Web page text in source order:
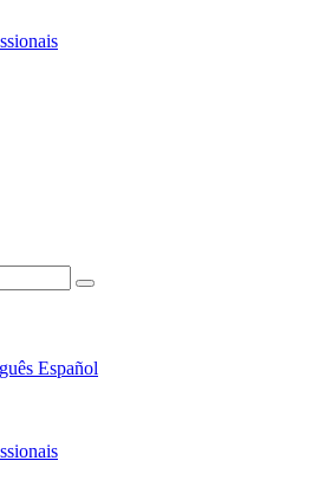
Español